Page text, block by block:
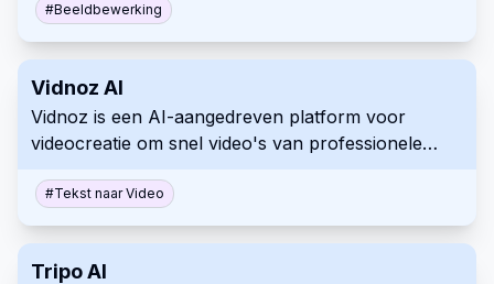
genereren, bewerken en personaliseren van de stijl
van afbeeldingen.
#Beeldbewerking
Vidnoz AI
Vidnoz is een AI-aangedreven platform voor
videocreatie om snel video's van professionele
levensechte avatars, natuurlijke stemmen en
aanpasbare sjablonen.
#Tekst naar Video
Tripo AI